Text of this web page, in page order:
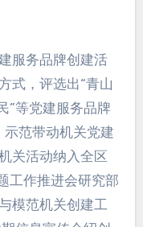
服务品牌创建活
式，评选出“青山
”等党建服务品牌
范带动机关党建
关活动纳入全区
工作推进会研究部
模范机关创建工